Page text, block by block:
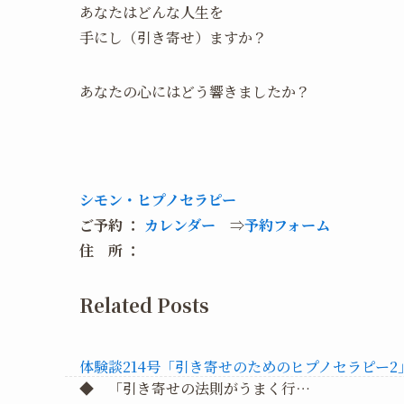
あなたはどんな人生を
手にし（引き寄せ）ますか？
あなたの心にはどう響きましたか？
シモン・ヒプノセラピー
ご予約 ： カレンダー ⇒予約フォーム
住 所 ：
Related Posts
体験談214号「引き寄せのためのヒプノセラピー2
◆ 「引き寄せの法則がうまく行…